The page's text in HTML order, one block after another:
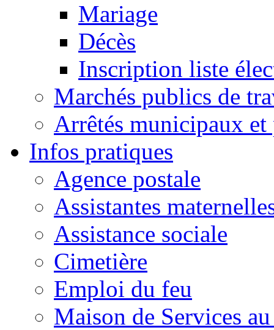
Mariage
Décès
Inscription liste
Marchés publics de
Arrêtés municipaux et
Infos pratiques
Agence postale
Assistantes
Assistance sociale
Cimetière
Emploi du feu
Maison de Services